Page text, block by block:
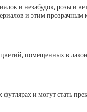
и незабудок, розы и
и этим прозрачным
помещенных в
и могут стать